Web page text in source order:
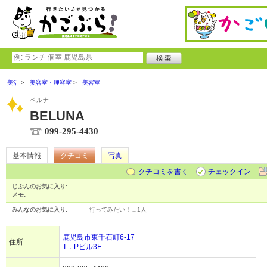
美活 美容室・理容室 美容室
ベルナ
BELUNA
099-295-4430
基本情報 クチコミ
写真
クチコミを書く
チェックイン
じぶんのお気に入り:
メモ:
みんなのお気に入り: 行ってみたい！… 1人
住所
鹿児島市東千石町6-17
T．Pビル3F